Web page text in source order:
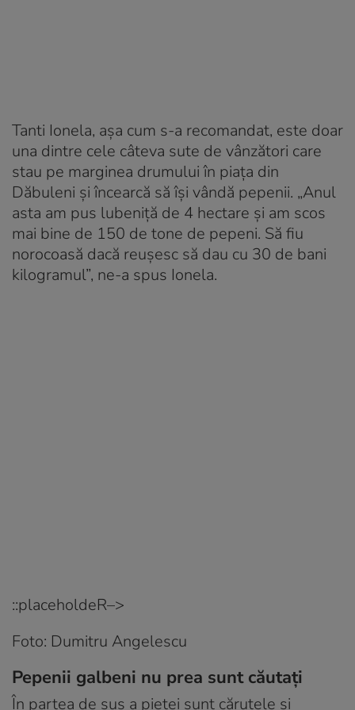
Tanti Ionela, așa cum s-a recomandat, este doar
una dintre cele câteva sute de vânzători care
stau pe marginea drumului în piața din
Dăbuleni și încearcă să își vândă pepenii. „Anul
asta am pus lubeniță de 4 hectare și am scos
mai bine de 150 de tone de pepeni. Să fiu
norocoasă dacă reușesc să dau cu 30 de bani
kilogramul”, ne-a spus Ionela.
::placeholdeR–>
Foto: Dumitru Angelescu
Pepenii galbeni nu prea sunt căutați
În partea de sus a pieței sunt căruțele și